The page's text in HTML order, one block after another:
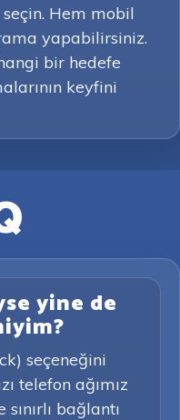
Hem mobil
yapabilirsiniz.
bir hedefe
keyfini
yine de
seçeneğini
telefon ağımız
bağlantı